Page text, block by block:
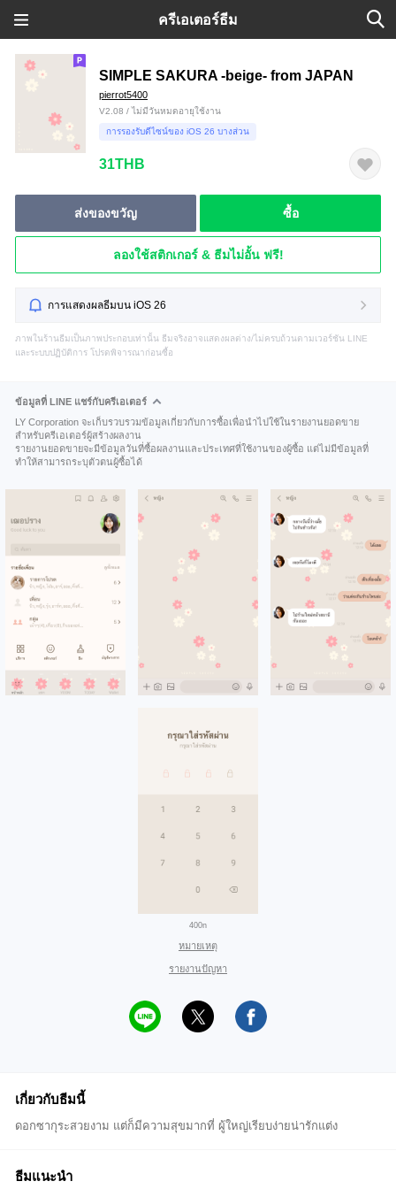
ครีเอเตอร์ธีม
SIMPLE SAKURA -beige- from JAPAN
pierrot5400
V2.08 / ไม่มีวันหมดอายุใช้งาน
การรองรับดีไซน์ของ iOS 26 บางส่วน
31THB
ส่งของขวัญ ซื้อ
ลองใช้สติกเกอร์ & ธีมไม่อั้น ฟรี!
การแสดงผลธีมบน iOS 26
ภาพในร้านธีมเป็นภาพประกอบเท่านั้น ธีมจริงอาจแสดงผลต่าง/ไม่ครบถ้วนตามเวอร์ชัน LINE
และระบบปฏิบัติการ โปรดพิจารณาก่อนซื้อ
ข้อมูลที่ LINE แชร์กับครีเอเตอร์
LY Corporation จะเก็บรวบรวมข้อมูลเกี่ยวกับการซื้อเพื่อนำไปใช้ในรายงานยอดขาย
สำหรับครีเอเตอร์ผู้สร้างผลงาน
รายงานยอดขายจะมีข้อมูลวันที่ซื้อผลงานและประเทศที่ใช้งานของผู้ซื้อ แต่ไม่มีข้อมูลที่
ทำให้สามารถระบุตัวตนผู้ซื้อได้
400n
หมายเหตุ
รายงานปัญหา
เกี่ยวกับธีมนี้
ดอกซากุระสวยงาม แต่ก็มีความสุขมากที่ ผู้ใหญ่เรียบง่ายน่ารักแต่ง
ธีมแนะนำ